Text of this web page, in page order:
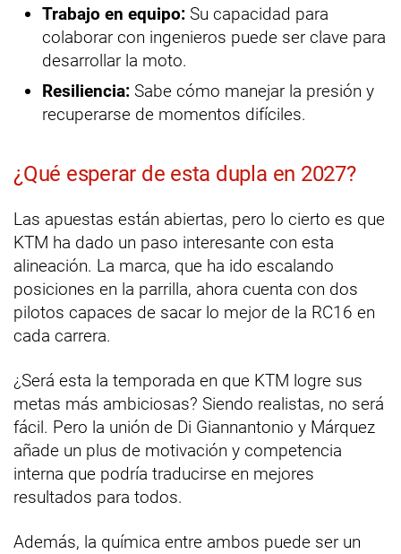
Trabajo en equipo: Su capacidad para
colaborar con ingenieros puede ser clave para
desarrollar la moto.
Resiliencia: Sabe cómo manejar la presión y
recuperarse de momentos difíciles.
¿Qué esperar de esta dupla en 2027?
Las apuestas están abiertas, pero lo cierto es que
KTM ha dado un paso interesante con esta
alineación. La marca, que ha ido escalando
posiciones en la parrilla, ahora cuenta con dos
pilotos capaces de sacar lo mejor de la RC16 en
cada carrera.
¿Será esta la temporada en que KTM logre sus
metas más ambiciosas? Siendo realistas, no será
fácil. Pero la unión de Di Giannantonio y Márquez
añade un plus de motivación y competencia
interna que podría traducirse en mejores
resultados para todos.
Además, la química entre ambos puede ser un